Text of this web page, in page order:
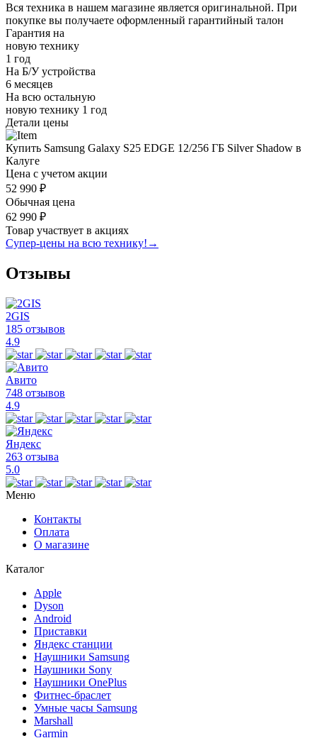
Вся техника в нашем магазине является оригинальной. При
покупке вы получаете оформленный гарантийный талон
Гарантия на
новую технику
1 год
На Б/У устройства
6 месяцев
На всю остальную
новую технику 1 год
Детали цены
Купить Samsung Galaxy S25 EDGE 12/256 ГБ Silver Shadow в
Калуге
Цена с учетом акции
52 990 ₽
Обычная цена
62 990 ₽
Товар участвует в акциях
Супер-цены на всю технику! →
Отзывы
2GIS
185 отзывов
4.9
Авито
748 отзывов
4.9
Яндекс
263 отзыва
5.0
Меню
Контакты
Оплата
О магазине
Каталог
Apple
Dyson
Android
Приставки
Яндекс станции
Наушники Samsung
Наушники Sony
Наушники OnePlus
Фитнес-браслет
Умные часы Samsung
Marshall
Garmin